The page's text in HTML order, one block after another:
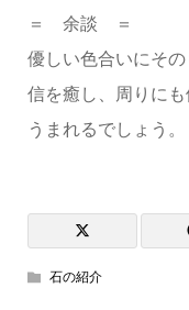
＝ 余談 ＝
優しい色合いにそ
信を癒し、周りに
うまれるでしょう。
石の紹介